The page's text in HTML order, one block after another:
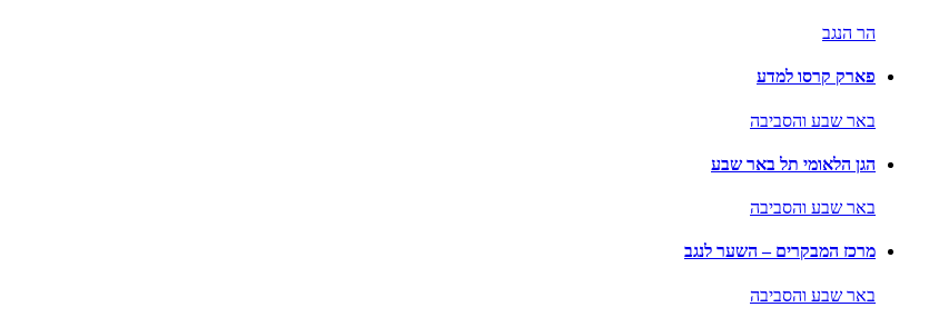
הר הנגב
פארק קרסו למדע
באר שבע והסביבה
הגן הלאומי תל באר שבע
באר שבע והסביבה
מרכז המבקרים – השער לנגב
באר שבע והסביבה